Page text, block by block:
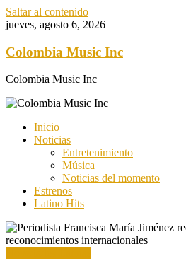
Saltar al contenido
jueves, agosto 6, 2026
Colombia Music Inc
Colombia Music Inc
Inicio
Noticias
Entretenimiento
Música
Noticias del momento
Estrenos
Latino Hits